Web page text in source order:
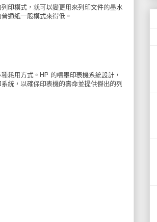
印模式，就可以變更用來列印文件的墨水
通紙一般模式來得低。
耗用方式。HP 的噴墨印表機系統設計，
統，以確保印表機的壽命並提供傑出的列